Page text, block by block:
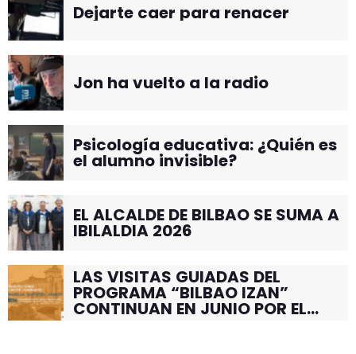
Dejarte caer para renacer
Jon ha vuelto a la radio
Psicología educativa: ¿Quién es
el alumno invisible?
EL ALCALDE DE BILBAO SE SUMA A
IBILALDIA 2026
LAS VISITAS GUIADAS DEL
PROGRAMA “BILBAO IZAN”
CONTINUAN EN JUNIO POR EL